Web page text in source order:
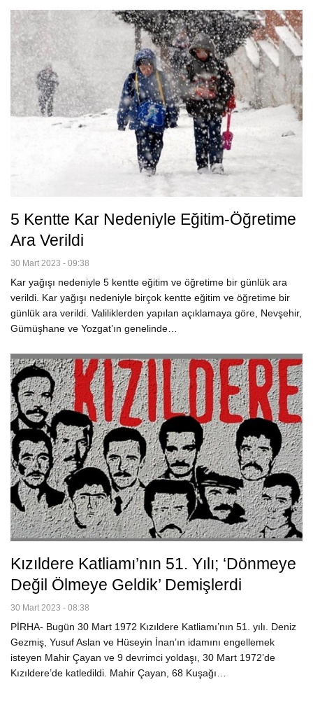
5 Kentte Kar Nedeniyle Eğitim-Öğretime
Ara Verildi
30 Mart 2023 - 09:38
Kar yağışı nedeniyle 5 kentte eğitim ve öğretime bir günlük ara
verildi. Kar yağışı nedeniyle birçok kentte eğitim ve öğretime bir
günlük ara verildi. Valiliklerden yapılan açıklamaya göre, Nevşehir,
Gümüşhane ve Yozgat’ın genelinde…
Kızıldere Katliamı’nın 51. Yılı; ‘Dönmeye
Değil Ölmeye Geldik’ Demişlerdi
30 Mart 2023 - 08:38
PİRHA- Bugün 30 Mart 1972 Kızıldere Katliamı’nın 51. yılı. Deniz
Gezmiş, Yusuf Aslan ve Hüseyin İnan’ın idamını engellemek
isteyen Mahir Çayan ve 9 devrimci yoldaşı, 30 Mart 1972’de
Kızıldere’de katledildi. Mahir Çayan, 68 Kuşağı…